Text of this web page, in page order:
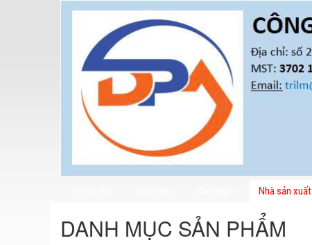
Nhà sản xuất
DANH MỤC SẢN PHẨM